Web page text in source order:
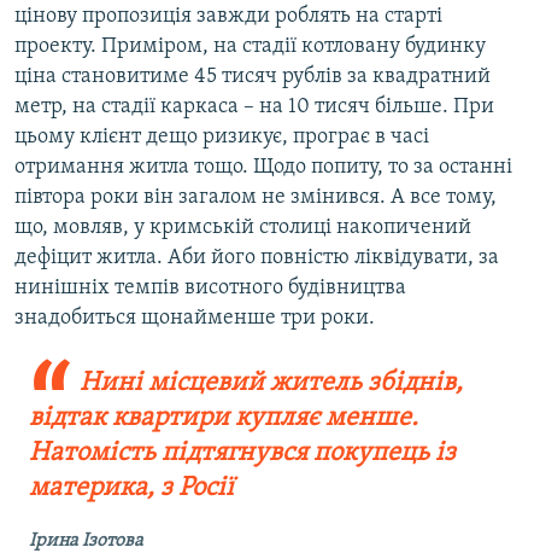
цінову пропозиція завжди роблять на старті
проекту. Приміром, на стадії котловану будинку
ціна становитиме 45 тисяч рублів за квадратний
метр, на стадії каркаса – на 10 тисяч більше. При
цьому клієнт дещо ризикує, програє в часі
отримання житла тощо. Щодо попиту, то за останні
півтора роки він загалом не змінився. А все тому,
що, мовляв, у кримській столиці накопичений
дефіцит житла. Аби його повністю ліквідувати, за
нинішніх темпів висотного будівництва
знадобиться щонайменше три роки.
Нині місцевий житель збіднів,
відтак квартири купляє менше.
Натомість підтягнувся покупець із
материка, з Росії
Ірина Ізотова